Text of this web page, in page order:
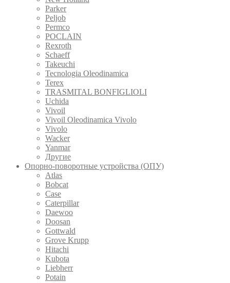
Parker
Peljob
Permco
POCLAIN
Rexroth
Schaeff
Takeuchi
Tecnologia Oleodinamica
Terex
TRASMITAL BONFIGLIOLI
Uchida
Vivoil
Vivoil Oleodinamica Vivolo
Vivolo
Wacker
Yanmar
Другие
Опорно-поворотные устройства (ОПУ)
Atlas
Bobcat
Case
Caterpillar
Daewoo
Doosan
Gottwald
Grove Krupp
Hitachi
Kubota
Liebherr
Potain